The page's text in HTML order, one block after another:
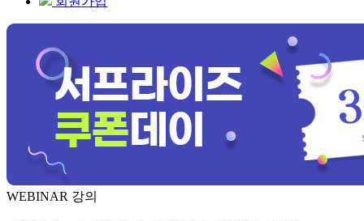
WEBINAR 강의